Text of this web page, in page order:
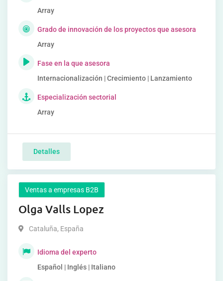
Array
Grado de innovación de los proyectos que asesora
Array
Fase en la que asesora
Internacionalización | Crecimiento | Lanzamiento
Especialización sectorial
Array
Detalles
Ventas a empresas B2B
Olga Valls Lopez
Cataluña, España
Idioma del experto
Español | Inglés | Italiano